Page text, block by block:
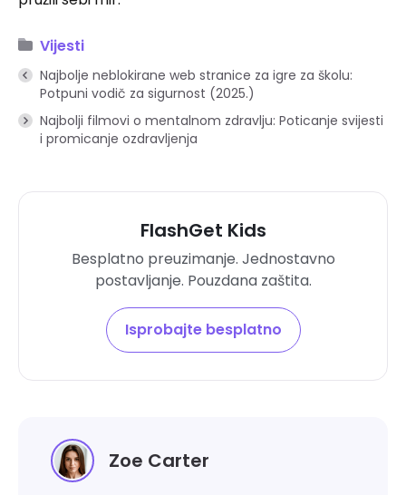
Vijesti
Najbolje neblokirane web stranice za igre za školu:
Potpuni vodič za sigurnost (2025.)
Najbolji filmovi o mentalnom zdravlju: Poticanje svijesti
i promicanje ozdravljenja
FlashGet Kids
Besplatno preuzimanje. Jednostavno
postavljanje. Pouzdana zaštita.
Isprobajte besplatno
Zoe Carter